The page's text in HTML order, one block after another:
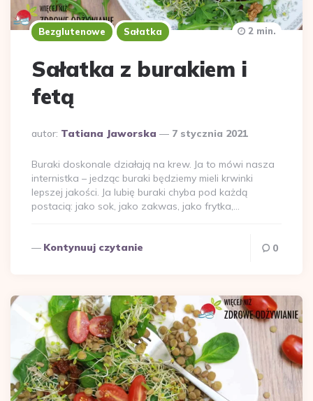
Bezglutenowe Sałatka
Sałatka z burakiem i
fetą
Dodane
autor: Tatiana Jaworska 7 stycznia 2021
2 min.
Buraki doskonale działają na krew. Ja to mówi nasza
internistka – jedząc buraki będziemy mieli krwinki
lepszej jakości. Ja lubię buraki chyba pod każdą
postacią: jako sok, jako zakwas, jako frytka,…
Kontynuuj czytanie 0